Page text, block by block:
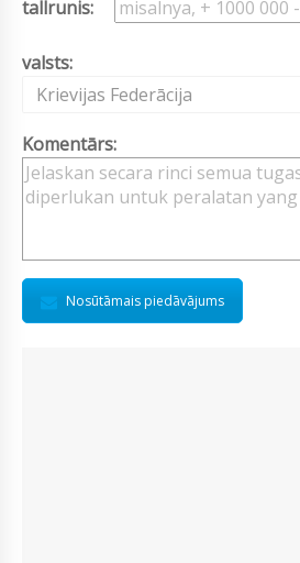
tallrunis:
valsts:
Krievijas Federācija
Komentārs:
Nosūtāmais piedāvājums